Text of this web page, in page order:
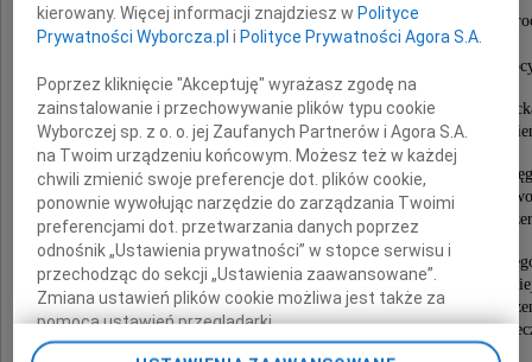
drużynowy 13. ZDH w Kłobucku, hufcowy hufca ZHP
i Wołów,
wiceprzewodniczący Komisji Likwidacyjnej Bratniej
współzałożyciel Towarzystwa Przyjaciół
i Oddziału Stowarzyszenia Miłośników Ziemi
członek Zarządu Środowiska Żołnierzy AK
Radomsko-Kieleckiego "Jodła", współzałożyciel i
Oddziału Dolnośląskiego Stowarzyszenia Szarych
honorowy członek Stowarzyszenia Szarych
i Stowarzyszenia Miłośników Ziemi
odznaczony Krzyżami: Kawalerskim OOP, Złotym
Armii Krajowej, Za Zasługi dla ZHP z Rozetą -
85-lecia Harcerstwa Ziemi Częstochowskiej,
kierowany. Więcej informacji znajdziesz w Polityce
Prywatności Wyborcza.pl i Polityce Prywatności Agora S.A.
Poprzez kliknięcie "Akceptuję" wyrażasz zgodę na
zainstalowanie i przechowywanie plików typu cookie
Wyborczej sp. z o. o. jej Zaufanych Partnerów i Agora S.A.
na Twoim urządzeniu końcowym. Możesz też w każdej
chwili zmienić swoje preferencje dot. plików cookie,
ponownie wywołując narzędzie do zarządzania Twoimi
preferencjami dot. przetwarzania danych poprzez
odnośnik „Ustawienia prywatności” w stopce serwisu i
przechodząc do sekcji „Ustawienia zaawansowane”.
Zmiana ustawień plików cookie możliwa jest także za
pomocą ustawień przeglądarki.